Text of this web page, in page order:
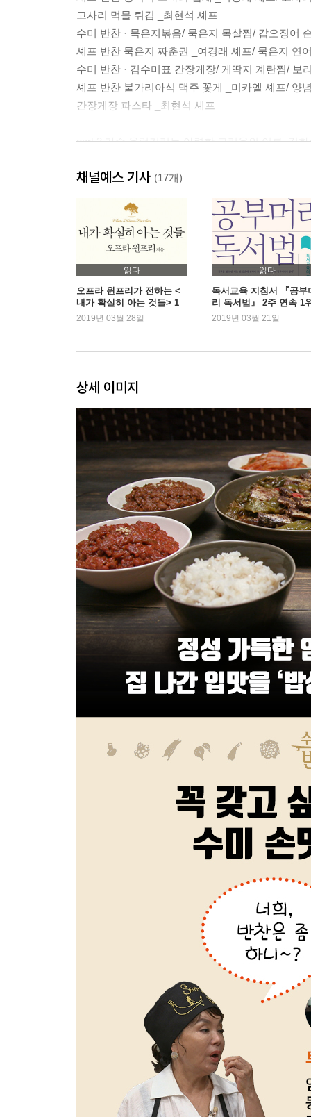
고사리 먹물 튀김 _최현석 셰프
수미 반찬 · 묵은지볶음/ 묵은지 목살찜/ 갑오징어
셰프 반찬 묵은지 짜춘권 _여경래 셰프/ 묵은지 연
수미 반찬 · 김수미표 간장게장/ 게딱지 계란찜/ 보
셰프 반찬 불가리아식 맥주 꽃게 _미카엘 셰프/ 양
간장게장 파스타 _최현석 셰프
part 2 가슴 울렁거리는 아련한 그리움의 이름, 김화
수미 반찬 · 참소라 강된장/ 소고기 고추장볶음/ 풀
셰프 반찬 소라냉채 _여경래 셰프/ 유자 강된장 두
불가리아식 소라 튀김 _미카엘 셰프
수미 반찬 · 오이소박이/ 열무 얼갈이김치/ 수육 &
열무 얼갈이김치 비빔국수/ 양배추 오이김치
셰프 반찬 된장 스테이크 _최현석 셰프/ 불가리아
소류완자 _여경래 셰프
수미 반찬 · 김수미표 아귀찜/ 전복 내장 영양밥/ 전
셰프 반찬 두반 코다리 돼지볶음 _여경래 셰프/ 프
수미 반찬 · 낙지볶음/ 조개탕/ 애호박 부추전/ 떡
셰프 반찬 한우 갈빗살 바게트구이 _미카엘 셰프/
채널예스 기사 (17개)
읽다
오프라 윈프리가 전하는 <
내가 확실히 아는 것들> 1
위 기록
2019년 03월 28일
읽다
독서교육 지침서 『공부
리 독서법』 2주 연속 1
2019년 03월 21일
상세 이미지